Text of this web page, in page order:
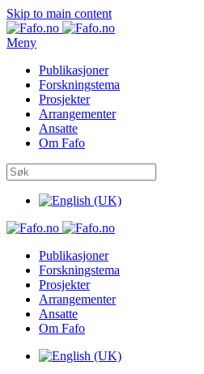
Skip to main content
Meny
Publikasjoner
Forskningstema
Prosjekter
Arrangementer
Ansatte
Om Fafo
Publikasjoner
Forskningstema
Prosjekter
Arrangementer
Ansatte
Om Fafo